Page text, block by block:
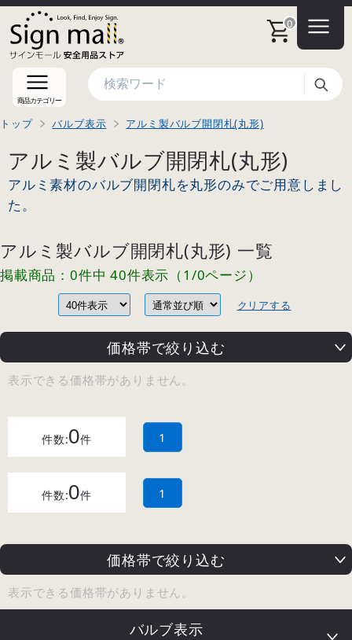
0
商品カテゴリー 検索
トップ バルブ表示 アルミ製バルブ開閉札(丸形)
アルミ製バルブ開閉札(丸形)
アルミ素材のバルブ開閉札を丸形のみでご用意しまし
た。
アルミ製バルブ開閉札(丸形) 一覧
掲載商品：0件中 40件表示（1/0ページ）
クリアする
価格帯で絞り込む
表示できる価格帯がありません。
件数:0件 1
件数:0件 1
価格帯で絞り込む
表示できる価格帯がありません。
バルブ表示